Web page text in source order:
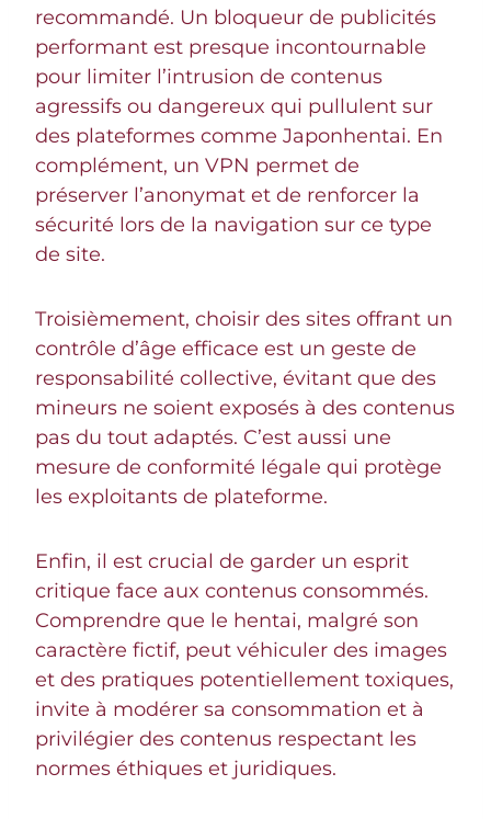
recommandé. Un bloqueur de publicités
performant est presque incontournable
pour limiter l’intrusion de contenus
agressifs ou dangereux qui pullulent sur
des plateformes comme Japonhentai. En
complément, un VPN permet de
préserver l’anonymat et de renforcer la
sécurité lors de la navigation sur ce type
de site.
Troisièmement, choisir des sites offrant un
contrôle d’âge efficace est un geste de
responsabilité collective, évitant que des
mineurs ne soient exposés à des contenus
pas du tout adaptés. C’est aussi une
mesure de conformité légale qui protège
les exploitants de plateforme.
Enfin, il est crucial de garder un esprit
critique face aux contenus consommés.
Comprendre que le hentai, malgré son
caractère fictif, peut véhiculer des images
et des pratiques potentiellement toxiques,
invite à modérer sa consommation et à
privilégier des contenus respectant les
normes éthiques et juridiques.